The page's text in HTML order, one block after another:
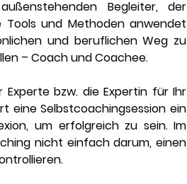
Begleiter, der
und Methoden anwendet
und beruflichen Weg zu
– Coach und Coachee.
bzw. die Expertin für Ihr
eine Selbstcoachingsession ein
um erfolgreich zu sein. Im
nicht einfach darum, einen